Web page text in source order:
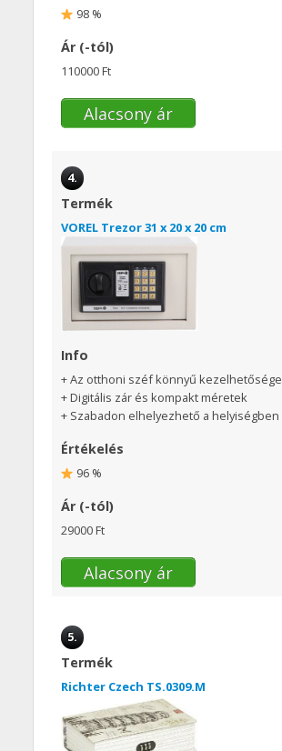
98 %
Ár (-tól)
110000 Ft
Alacsony ár
4.
Termék
VOREL Trezor 31 x 20 x 20 cm
Info
+ Az otthoni széf könnyű kezelhetősége
+ Digitális zár és kompakt méretek
+ Szabadon elhelyezhető a helyiségben
Értékelés
96 %
Ár (-tól)
29000 Ft
Alacsony ár
5.
Termék
Richter Czech TS.0309.M